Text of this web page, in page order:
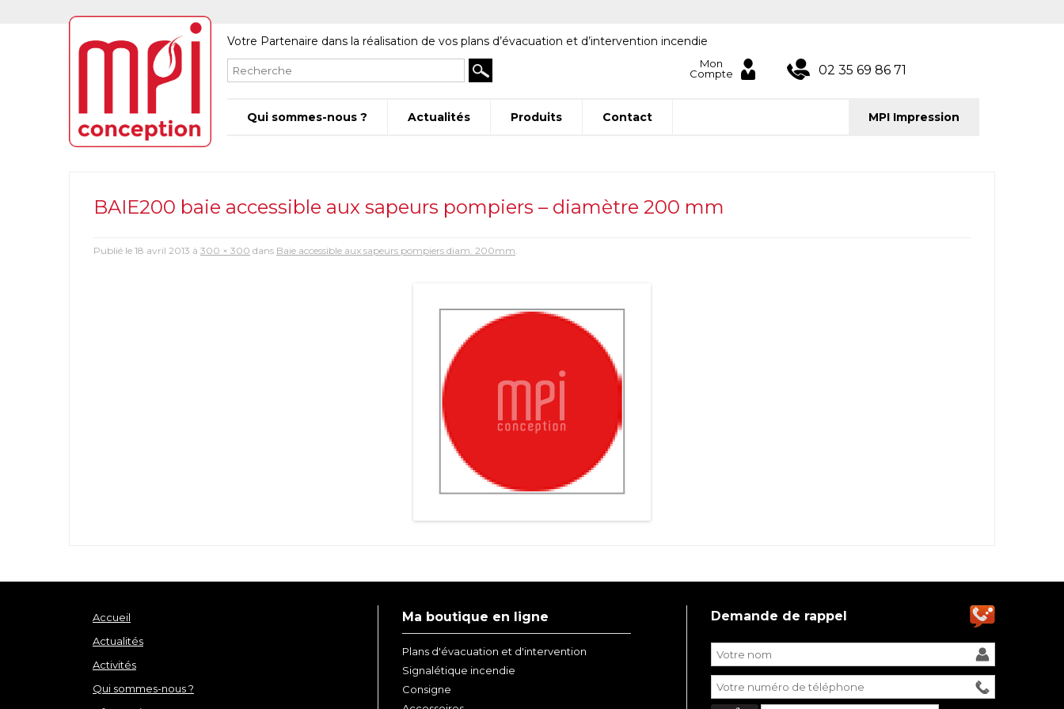
Votre Partenaire dans la réalisation de vos plans d’évacuation et d’intervention incendie
Mon
Compte
02 35 69 86 71
Qui sommes-nous ? Actualités Produits Contact MPI Impression
BAIE200 baie accessible aux sapeurs pompiers – diamètre 200 mm
Publié le 18 avril 2013 à 300 × 300 dans Baie accessible aux sapeurs pompiers diam. 200mm.
Demande de rappel
Accueil
Actualités
Activités
Qui sommes-nous ?
Ma boutique en ligne
Plans d'évacuation et d'intervention
Signalétique incendie
Consigne